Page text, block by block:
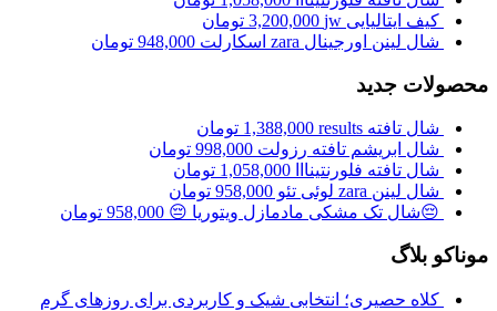
کیف ایتالیایی jw
3,200,000 تومان
شال لینن اورجینال zara اسکارلت
948,000 تومان
محصولات جدید
شال تافته results 1,388,000 تومان
شال ابریشم تافته رزولت 998,000 تومان
شال تافته فلورنتینااا 1,058,000 تومان
شال لینن zara لوئی تئو
958,000 تومان
😔شال تک مشکی مادمازل ویتوریا 😔 958,000 تومان
موناکو بلاگ
کلاه حصیری؛ انتخابی شیک و کاربردی برای روزهای گرم